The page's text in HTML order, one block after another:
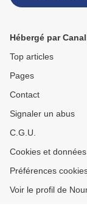
Hébergé par
Top articles
Pages
Contact
Signaler un abus
C.G.U.
Cookies et
Préférences
Voir le profil de